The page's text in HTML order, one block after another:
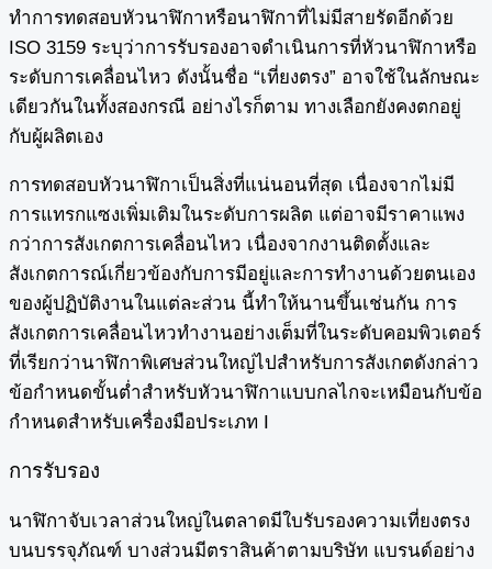
ทำการทดสอบหัวนาฬิกาหรือนาฬิกาที่ไม่มีสายรัดอีกด้วย
ISO 3159 ระบุว่าการรับรองอาจดำเนินการที่หัวนาฬิกาหรือ
ระดับการเคลื่อนไหว ดังนั้นชื่อ “เที่ยงตรง” อาจใช้ในลักษณะ
เดียวกันในทั้งสองกรณี อย่างไรก็ตาม ทางเลือกยังคงตกอยู่
กับผู้ผลิตเอง
การทดสอบหัวนาฬิกาเป็นสิ่งที่แน่นอนที่สุด เนื่องจากไม่มี
การแทรกแซงเพิ่มเติมในระดับการผลิต แต่อาจมีราคาแพง
กว่าการสังเกตการเคลื่อนไหว เนื่องจากงานติดตั้งและ
สังเกตการณ์เกี่ยวข้องกับการมีอยู่และการทำงานด้วยตนเอง
ของผู้ปฏิบัติงานในแต่ละส่วน นี้ทำให้นานขึ้นเช่นกัน การ
สังเกตการเคลื่อนไหวทำงานอย่างเต็มที่ในระดับคอมพิวเตอร์
ที่เรียกว่านาฬิกาพิเศษส่วนใหญ่ไปสำหรับการสังเกตดังกล่าว
ข้อกำหนดขั้นต่ำสำหรับหัวนาฬิกาแบบกลไกจะเหมือนกับข้อ
กำหนดสำหรับเครื่องมือประเภท I
การรับรอง
นาฬิกาจับเวลาส่วนใหญ่ในตลาดมีใบรับรองความเที่ยงตรง
บนบรรจุภัณฑ์ บางส่วนมีตราสินค้าตามบริษัท แบรนด์อย่าง